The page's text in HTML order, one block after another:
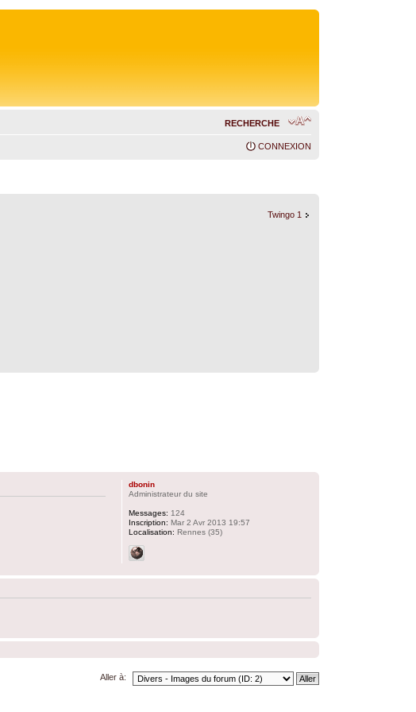
RECHERCHE
CONNEXION
Twingo 1
dbonin
Administrateur du site
Messages: 124
Inscription: Mar 2 Avr 2013 19:57
Localisation: Rennes (35)
Aller à: